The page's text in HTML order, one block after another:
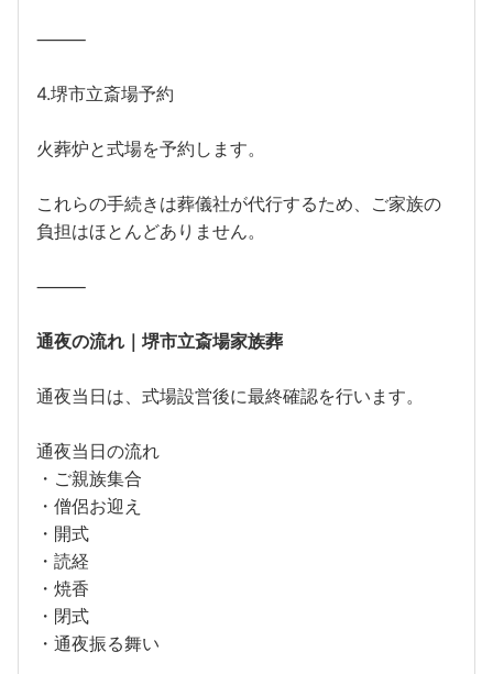
⸻
4.堺市立斎場予約
火葬炉と式場を予約します。
これらの手続きは葬儀社が代行するため、ご家族の
負担はほとんどありません。
⸻
通夜の流れ｜堺市立斎場家族葬
通夜当日は、式場設営後に最終確認を行います。
通夜当日の流れ
・ご親族集合
・僧侶お迎え
・開式
・読経
・焼香
・閉式
・通夜振る舞い